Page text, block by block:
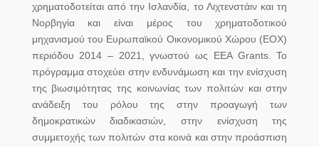
χρηματοδοτείται από την Ισλανδία, το Λιχτενστάιν και τη
Νορβηγία και είναι μέρος του χρηματοδοτικού
μηχανισμού του Ευρωπαϊκού Οικονομικού Χώρου (ΕΟΧ)
περιόδου 2014 – 2021, γνωστού ως EEA Grants. Το
πρόγραμμα στοχεύει στην ενδυνάμωση και την ενίσχυση
της βιωσιμότητας της κοινωνίας των πολιτών και στην
ανάδειξη του ρόλου της στην προαγωγή των
δημοκρατικών διαδικασιών, στην ενίσχυση της
συμμετοχής των πολιτών στα κοινά και στην προάσπιση